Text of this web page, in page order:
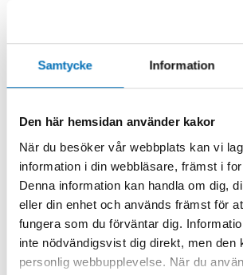
Samtycke Information
Den här hemsidan använder kakor
När du besöker vår webbplats kan vi
information i din webbläsare, främst i
Denna information kan handla om dig,
eller din enhet och används främst för
fungera som du förväntar dig.
inte nödvändigsvist dig direkt, men den
personlig webbupplevelse. När du
| Eline Falch Meelhus
att kunna synliggöra potential och skapa
kognitiv utveckling hos de elever som de
Länkar
DELA